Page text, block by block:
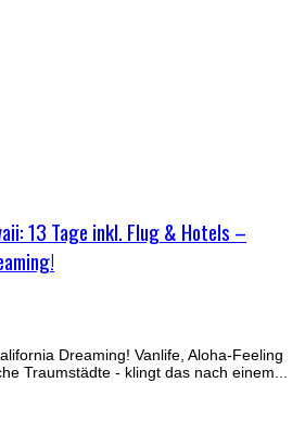
13 Tage inkl. Flug & Hotels –
Dreaming! Vanlife, Aloha-Feeling
Traumstädte - klingt das nach einem...